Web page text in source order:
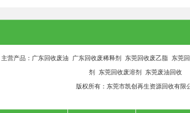
主营产品：广东回收废油 广东回收废稀释剂 东莞回收废乙脂 东莞
剂 东莞回收废溶剂 东莞废油回收
版权所有：东莞市凯创再生资源回收有限